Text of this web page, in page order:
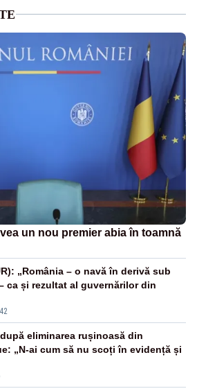
un nou premier abia în toamnă
„România – o navă în derivă sub
ca și rezultat al guvernărilor din
eliminarea rușinoasă din
„N-ai cum să nu scoți în evidență și